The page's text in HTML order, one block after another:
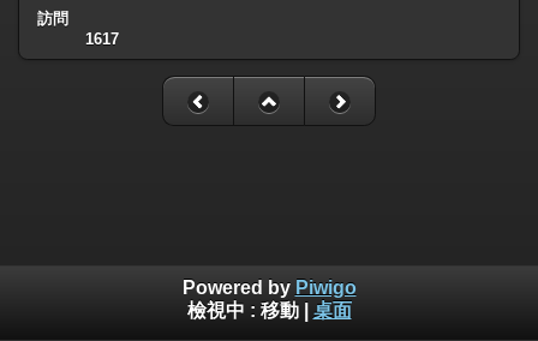
訪問
1617
Powered by Piwigo
檢視中 : 移動| 桌面